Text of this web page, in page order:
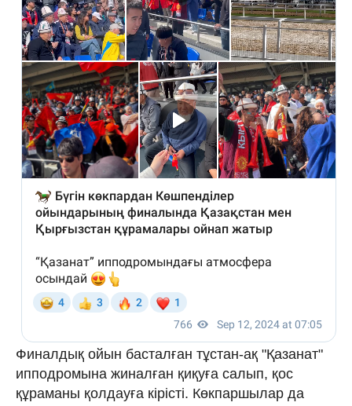
Финалдық ойын басталған тұстан-ақ "Қазанат"
ипподромына жиналған қиқуға салып, қос
құраманы қолдауға кірісті. Көкпаршылар да